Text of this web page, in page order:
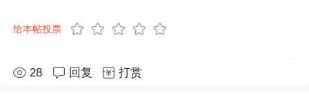
给本帖投票
28 回复 打赏